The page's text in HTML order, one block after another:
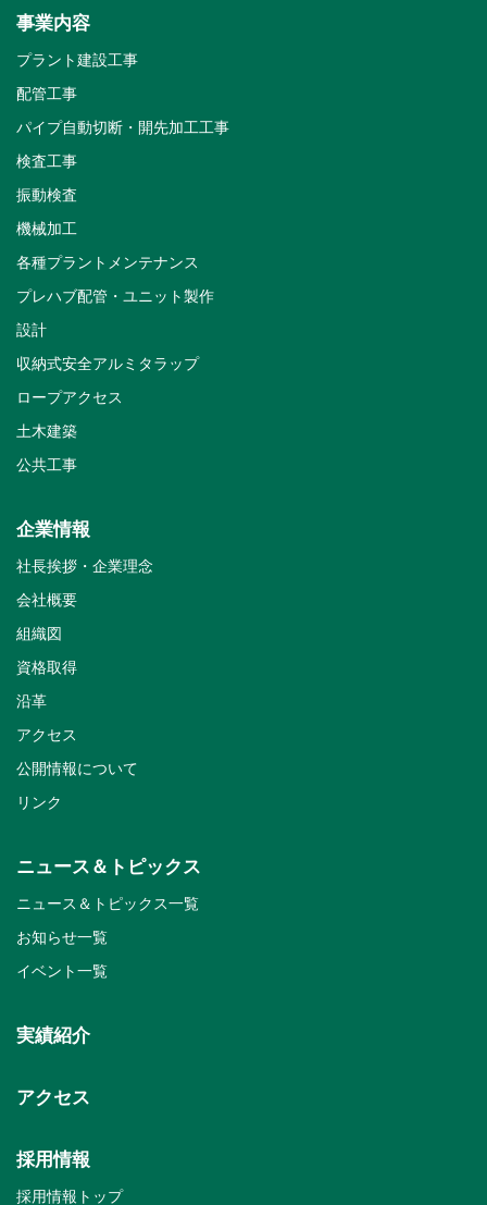
事業内容
プラント建設工事
配管工事
パイプ自動切断・開先加工工事
検査工事
振動検査
機械加工
各種プラントメンテナンス
プレハブ配管・ユニット製作
設計
収納式安全アルミタラップ
ロープアクセス
土木建築
公共工事
企業情報
社長挨拶・企業理念
会社概要
組織図
資格取得
沿革
アクセス
公開情報について
リンク
ニュース＆トピックス
ニュース＆トピックス一覧
お知らせ一覧
イベント一覧
実績紹介
アクセス
採用情報
採用情報トップ